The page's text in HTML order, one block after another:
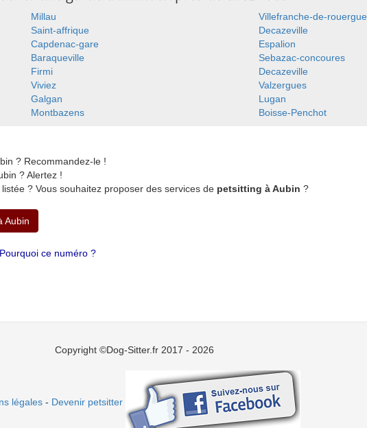
Millau
Villefranche-de-rouergue
Saint-affrique
Decazeville
Capdenac-gare
Espalion
Baraqueville
Sebazac-concoures
Firmi
Decazeville
Viviez
Valzergues
Galgan
Lugan
Montbazens Boisse-Penchot
? Recommandez-le !
? Alertez !
? Vous souhaitez proposer des services de petsitting à Aubin ?
Aubin
Pourquoi ce numéro ?
Copyright ©Dog-Sitter.fr 2017 - 2026
légales- Devenir petsitter